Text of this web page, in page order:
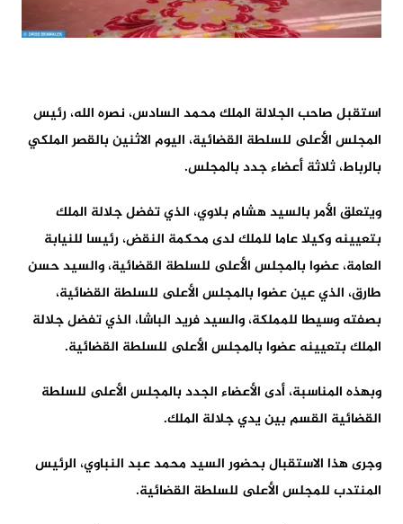
استقبل صاحب الجلالة الملك محمد السادس، نصره الله، رئيس
المجلس الأعلى للسلطة القضائية، اليوم الاثنين بالقصر الملكي
بالرباط، ثلاثة أعضاء جدد بالمجلس.
ويتعلق الأمر بالسيد هشام بلاوي، الذي تفضل جلالة الملك
بتعيينه وكيلا عاما للملك لدى محكمة النقض، رئيسا للنيابة
العامة، عضوا بالمجلس الأعلى للسلطة القضائية، والسيد حسن
طارق، الذي عين عضوا بالمجلس الأعلى للسلطة القضائية،
بصفته وسيطا للمملكة، والسيد فريد الباشا، الذي تفضل جلالة
الملك بتعيينه عضوا بالمجلس الأعلى للسلطة القضائية.
وبهذه المناسبة، أدى الأعضاء الجدد بالمجلس الأعلى للسلطة
القضائية القسم بين يدي جلالة الملك.
وجرى هذا الاستقبال بحضور السيد محمد عبد النباوي، الرئيس
المنتدب للمجلس الأعلى للسلطة القضائية.